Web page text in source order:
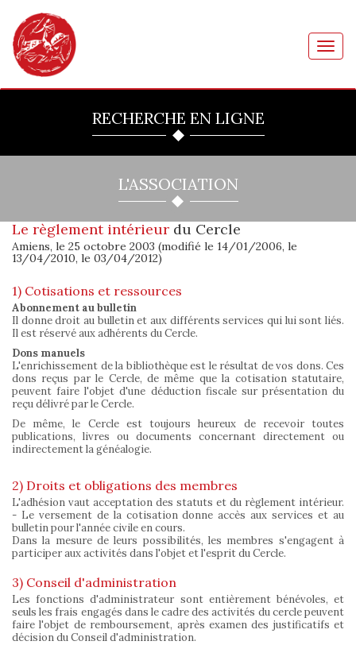
RECHERCHE EN LIGNE
L'ASSOCIATION
Le règlement intérieur du Cercle
Amiens, le 25 octobre 2003 (modifié le 14/01/2006, le
13/04/2010, le 03/04/2012)
1) Cotisations et ressources
Abonnement au bulletin
Il donne droit au bulletin et aux différents services qui lui sont liés.
Il est réservé aux adhérents du Cercle.
Dons manuels
L'enrichissement de la bibliothèque est le résultat de vos dons. Ces
dons reçus par le Cercle, de même que la cotisation statutaire,
peuvent faire l'objet d'une déduction fiscale sur présentation du
reçu délivré par le Cercle.
De même, le Cercle est toujours heureux de recevoir toutes
publications, livres ou documents concernant directement ou
indirectement la généalogie.
2) Droits et obligations des membres
L'adhésion vaut acceptation des statuts et du règlement intérieur.
- Le versement de la cotisation donne accès aux services et au
bulletin pour l'année civile en cours.
Dans la mesure de leurs possibilités, les membres s'engagent à
participer aux activités dans l'objet et l'esprit du Cercle.
3) Conseil d'administration
Les fonctions d'administrateur sont entièrement bénévoles, et
seuls les frais engagés dans le cadre des activités du cercle peuvent
faire l'objet de remboursement, après examen des justificatifs et
décision du Conseil d'administration.